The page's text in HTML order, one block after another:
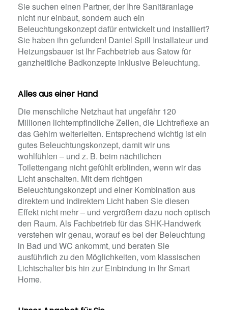
Sie suchen einen Partner, der Ihre Sanitäranlage
nicht nur einbaut, sondern auch ein
Beleuchtungskonzept dafür entwickelt und installiert?
Sie haben ihn gefunden! Daniel Spill Installateur und
Heizungsbauer ist Ihr Fachbetrieb aus Satow für
ganzheitliche Badkonzepte inklusive Beleuchtung.
Alles aus einer Hand
Die menschliche Netzhaut hat ungefähr 120
Millionen lichtempfindliche Zellen, die Lichtreflexe an
das Gehirn weiterleiten. Entsprechend wichtig ist ein
gutes Beleuchtungskonzept, damit wir uns
wohlfühlen – und z. B. beim nächtlichen
Toilettengang nicht gefühlt erblinden, wenn wir das
Licht anschalten. Mit dem richtigen
Beleuchtungskonzept und einer Kombination aus
direktem und indirektem Licht haben Sie diesen
Effekt nicht mehr – und vergrößern dazu noch optisch
den Raum. Als Fachbetrieb für das SHK-Handwerk
verstehen wir genau, worauf es bei der Beleuchtung
in Bad und WC ankommt, und beraten Sie
ausführlich zu den Möglichkeiten, vom klassischen
Lichtschalter bis hin zur Einbindung in Ihr Smart
Home.